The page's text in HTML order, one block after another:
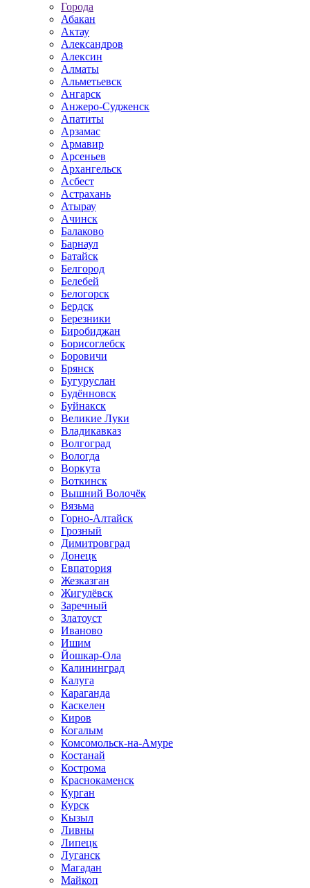
Города
Абакан
Актау
Александров
Алексин
Алматы
Альметьевск
Ангарск
Анжеро-Судженск
Апатиты
Арзамас
Армавир
Арсеньев
Архангельск
Асбест
Астрахань
Атырау
Ачинск
Балаково
Барнаул
Батайск
Белгород
Белебей
Белогорск
Бердск
Березники
Биробиджан
Борисоглебск
Боровичи
Брянск
Бугуруслан
Будённовск
Буйнакск
Великие Луки
Владикавказ
Волгоград
Вологда
Воркута
Воткинск
Вышний Волочёк
Вязьма
Горно-Алтайск
Грозный
Димитровград
Донецк
Евпатория
Жезказган
Жигулёвск
Заречный
Златоуст
Иваново
Ишим
Йошкар-Ола
Калининград
Калуга
Караганда
Каскелен
Киров
Когалым
Комсомольск-на-Амуре
Костанай
Кострома
Краснокаменск
Курган
Курск
Кызыл
Ливны
Липецк
Луганск
Магадан
Майкоп